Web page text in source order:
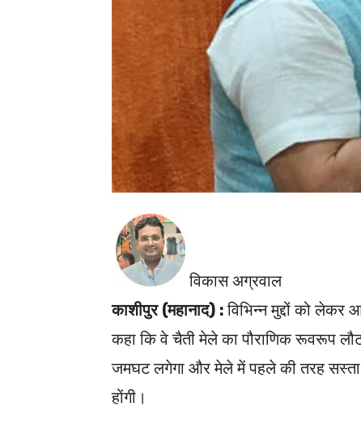
विकास अग्रवाल
काशीपुर (महानाद) :विभिन्न मुद्दों को लेकर
कहा कि वे चैती मेले का पौराणिक रूवरूप
जमघट लगेगा और मेले में पहले की तरह सस्ता
होंगी।